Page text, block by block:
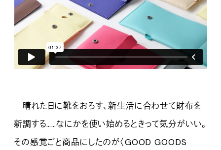
晴れた日に靴をおろす、新生活に合わせて財布を
新調する……なにかを使い始めるときって気分がいい。
その感覚ごと商品にしたのが〈GOOD GOODS